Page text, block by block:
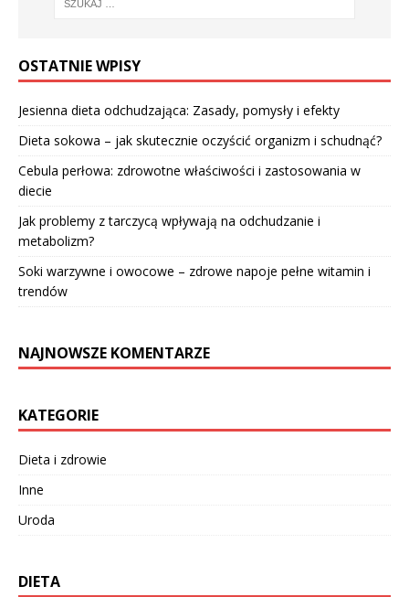
OSTATNIE WPISY
Jesienna dieta odchudzająca: Zasady, pomysły i efekty
Dieta sokowa – jak skutecznie oczyścić organizm i schudnąć?
Cebula perłowa: zdrowotne właściwości i zastosowania w
diecie
Jak problemy z tarczycą wpływają na odchudzanie i
metabolizm?
Soki warzywne i owocowe – zdrowe napoje pełne witamin i
trendów
NAJNOWSZE KOMENTARZE
KATEGORIE
Dieta i zdrowie
Inne
Uroda
DIETA